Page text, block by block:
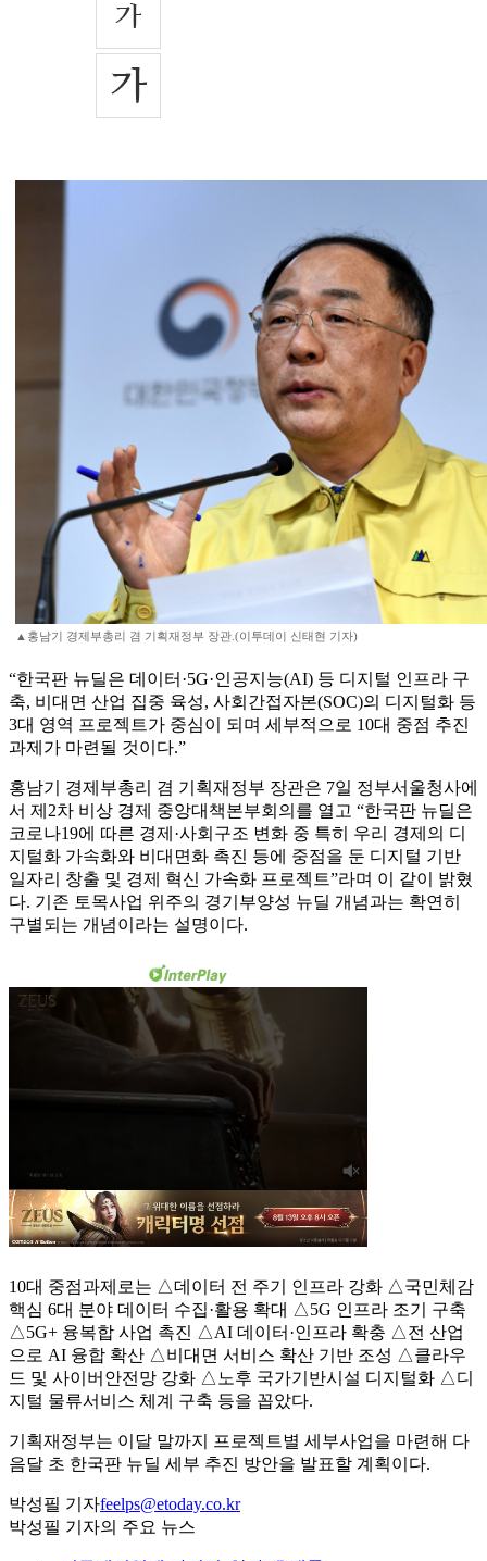
▲홍남기 경제부총리 겸 기획재정부 장관.(이투데이 신태현 기자)
“한국판 뉴딜은 데이터·5G·인공지능(AI) 등 디지털 인프라 구
축, 비대면 산업 집중 육성, 사회간접자본(SOC)의 디지털화 등
3대 영역 프로젝트가 중심이 되며 세부적으로 10대 중점 추진
과제가 마련될 것이다.”
홍남기 경제부총리 겸 기획재정부 장관은 7일 정부서울청사에
서 제2차 비상 경제 중앙대책본부회의를 열고 “한국판 뉴딜은
코로나19에 따른 경제·사회구조 변화 중 특히 우리 경제의 디
지털화 가속화와 비대면화 촉진 등에 중점을 둔 디지털 기반
일자리 창출 및 경제 혁신 가속화 프로젝트”라며 이 같이 밝혔
다. 기존 토목사업 위주의 경기부양성 뉴딜 개념과는 확연히
구별되는 개념이라는 설명이다.
10대 중점과제로는 △데이터 전 주기 인프라 강화 △국민체감
핵심 6대 분야 데이터 수집·활용 확대 △5G 인프라 조기 구축
△5G+ 융복합 사업 촉진 △AI 데이터·인프라 확충 △전 산업
으로 AI 융합 확산 △비대면 서비스 확산 기반 조성 △클라우
드 및 사이버안전망 강화 △노후 국가기반시설 디지털화 △디
지털 물류서비스 체계 구축 등을 꼽았다.
기획재정부는 이달 말까지 프로젝트별 세부사업을 마련해 다
음달 초 한국판 뉴딜 세부 추진 방안을 발표할 계획이다.
박성필 기자feelps@etoday.co.kr
박성필 기자의 주요 뉴스